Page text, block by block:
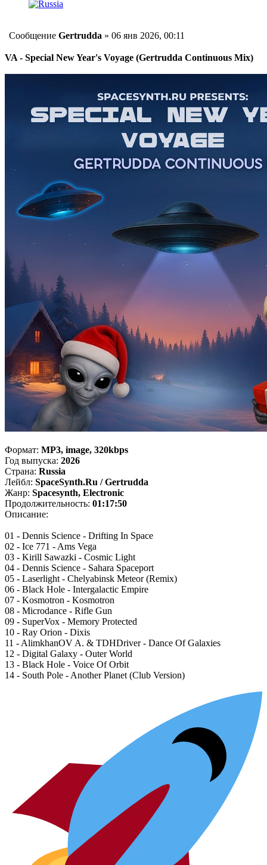
Сообщение Gertrudda » 06 янв 2026, 00:11
VA - Special New Year's Voyage (Gertrudda Continuous Mix)
Формат: MP3, image, 320kbps
Год выпуска: 2026
Страна: Russia
Лейбл: SpaceSynth.Ru / Gertrudda
Жанр: Spacesynth, Electronic
Продолжительность: 01:17:50
Описание:
01 - Dennis Science - Drifting In Space
02 - Ice 771 - Ams Vega
03 - Kirill Sawazki - Cosmic Light
04 - Dennis Science - Sahara Spaceport
05 - Laserlight - Chelyabinsk Meteor (Remix)
06 - Black Hole - Intergalactic Empire
07 - Kosmotron - Kosmotron
08 - Microdance - Rifle Gun
09 - SuperVox - Memory Protected
10 - Ray Orion - Dixis
11 - AlimkhanOV A. & TDHDriver - Dance Of Galaxies
12 - Digital Galaxy - Outer World
13 - Black Hole - Voice Of Orbit
14 - South Pole - Another Planet (Club Version)